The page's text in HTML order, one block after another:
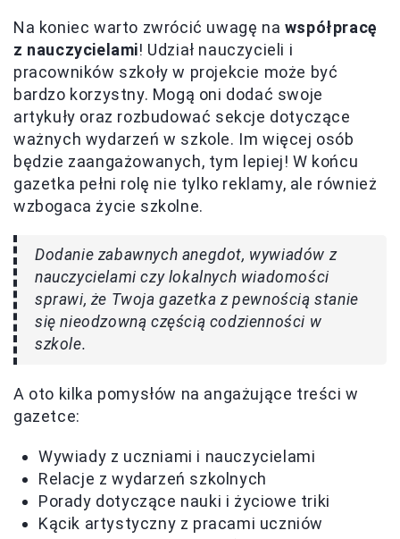
Na koniec warto zwrócić uwagę na współpracę
z nauczycielami! Udział nauczycieli i
pracowników szkoły w projekcie może być
bardzo korzystny. Mogą oni dodać swoje
artykuły oraz rozbudować sekcje dotyczące
ważnych wydarzeń w szkole. Im więcej osób
będzie zaangażowanych, tym lepiej! W końcu
gazetka pełni rolę nie tylko reklamy, ale również
wzbogaca życie szkolne.
Dodanie zabawnych anegdot, wywiadów z
nauczycielami czy lokalnych wiadomości
sprawi, że Twoja gazetka z pewnością stanie
się nieodzowną częścią codzienności w
szkole.
A oto kilka pomysłów na angażujące treści w
gazetce:
Wywiady z uczniami i nauczycielami
Relacje z wydarzeń szkolnych
Porady dotyczące nauki i życiowe triki
Kącik artystyczny z pracami uczniów